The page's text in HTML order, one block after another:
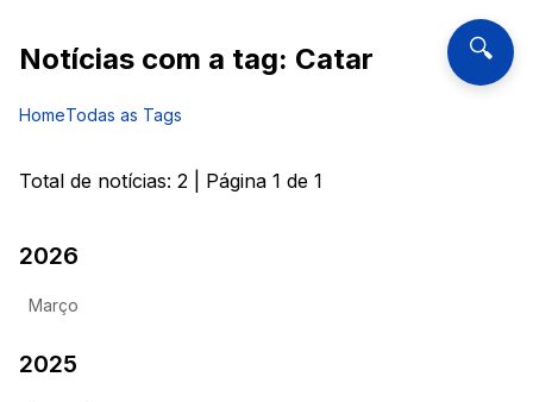
🔍
Notícias com a tag: Catar
HomeTodas as Tags
Total de notícias: 2 | Página 1 de 1
2026
Março
2025